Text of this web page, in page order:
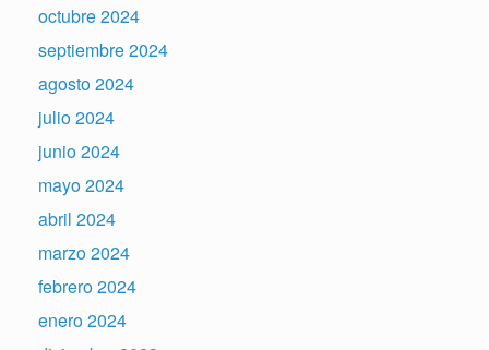
octubre 2024
septiembre 2024
agosto 2024
julio 2024
junio 2024
mayo 2024
abril 2024
marzo 2024
febrero 2024
enero 2024